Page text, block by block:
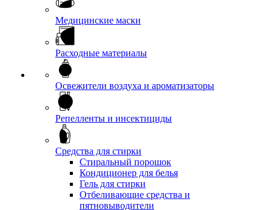
Медицинские маски
Расходные материалы
Освежители воздуха и ароматизаторы
Репелленты и инсектициды
Средства для стирки
Стиральный порошок
Кондиционер для белья
Гель для стирки
Отбеливающие средства и
пятновыводители